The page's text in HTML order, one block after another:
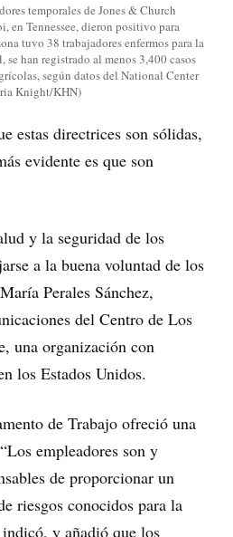
temporales de Jones & Church
en Tennessee, dieron positivo para
tuvo 38 trabajadores enfermos para la
han registrado al menos 3,400 casos
según datos del National Center
Knight/KHN)
estas directrices son sólidas,
evidente es que son
y la seguridad de los
a la buena voluntad de los
Perales Sánchez,
del Centro de Los
una organización con
los Estados Unidos.
de Trabajo ofreció una
empleadores son y
de proporcionar un
riesgos conocidos para la
y añadió que los